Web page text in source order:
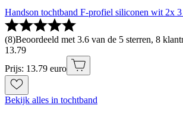
Handson tochtband F-profiel siliconen wit 2x 3
(8)Beoordeeld met 3.6 van de 5 sterren, 8
13.79
Prijs: 13.79 euro
Bekijk alles in tochtband